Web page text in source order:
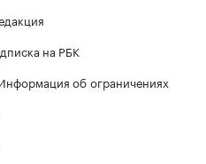
на РБК
об ограничениях